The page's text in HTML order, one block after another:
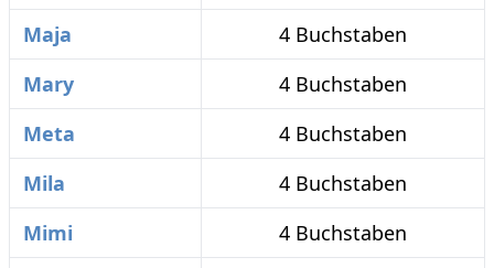
Maja
4 Buchstaben
Mary
4 Buchstaben
Meta
4 Buchstaben
Mila
4 Buchstaben
Mimi
4 Buchstaben